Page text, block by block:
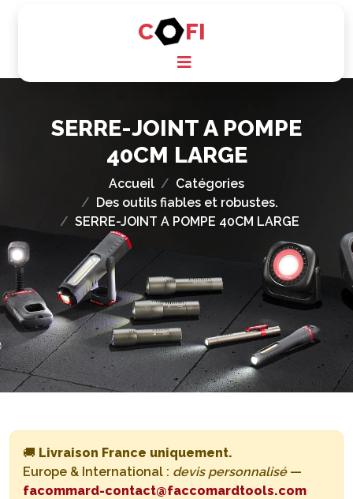
C FI
SERRE-JOINT A POMPE
40CM LARGE
Accueil
Catégories
Des outils fiables et robustes.
SERRE-JOINT A POMPE 40CM LARGE
🚚 Livraison France uniquement.
Europe & International : devis personnalisé—
facommard-contact@faccomardtools.com